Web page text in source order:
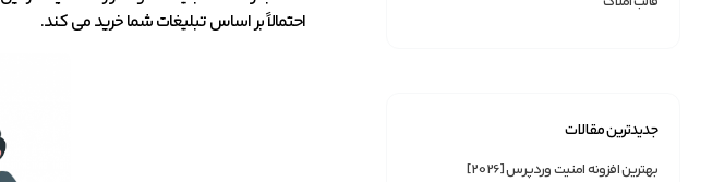
جدیدترین مقالات
بهترین افزونه امنیت وردپرس [2026]
احتمالاً بر اساس تبلیغات شما خرید می کند.